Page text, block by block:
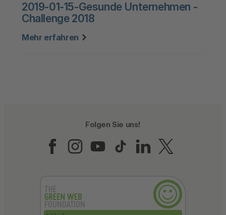
2019-01-15-Gesunde Unternehmen -
Challenge 2018
Mehr erfahrenzu "Das ist eine Teaser-Überschrift"
Folgen Sie uns!
Folgen Sie uns auf
Folgen Sie uns auf
Folgen Sie uns
Folgen Sie
Folgen